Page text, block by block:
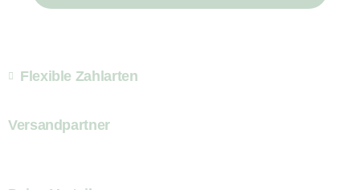
Flexible Zahlarten
Versandpartner